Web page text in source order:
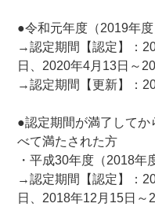
●令和元年度（2019年
→認定期間【認定】：
日、2020年4月13日～
→認定期間【更新】：
●認定期間が満了して
べて満たされた方
・平成30年度（2018
→認定期間【認定】：
日、2018年12月15日